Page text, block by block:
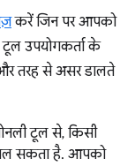
करें जिन पर आपको
टूल उपयोगकर्ता के
तरह से असर डालते
टूल से, किसी
चल सकता है. आपको